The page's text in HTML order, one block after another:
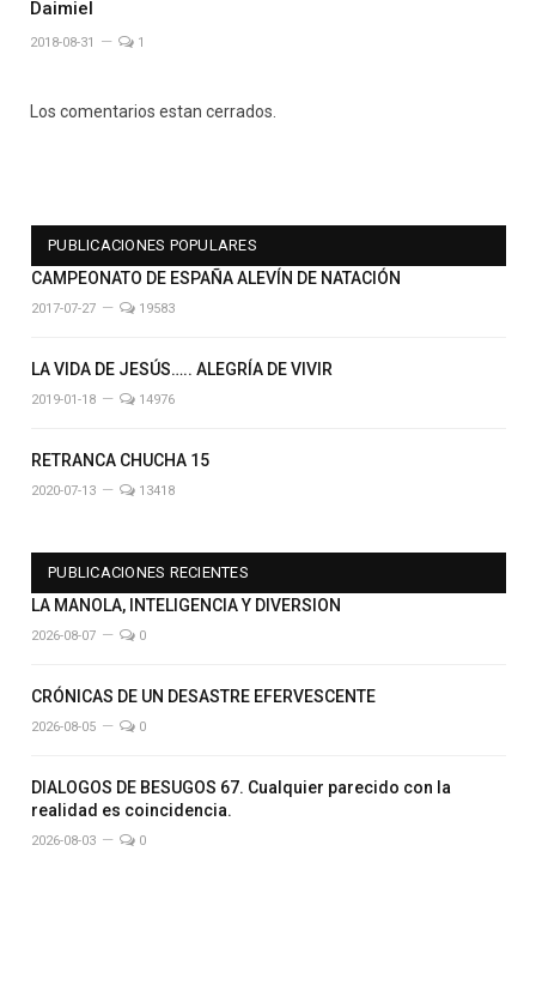
Daimiel
2018-08-31 1
Los comentarios estan cerrados.
PUBLICACIONES POPULARES
CAMPEONATO DE ESPAÑA ALEVÍN DE NATACIÓN
2017-07-27 19583
LA VIDA DE JESÚS….. ALEGRÍA DE VIVIR
2019-01-18 14976
RETRANCA CHUCHA 15
2020-07-13 13418
PUBLICACIONES RECIENTES
LA MANOLA, INTELIGENCIA Y DIVERSION
2026-08-07 0
CRÓNICAS DE UN DESASTRE EFERVESCENTE
2026-08-05 0
DIALOGOS DE BESUGOS 67. Cualquier parecido con la
realidad es coincidencia.
2026-08-03 0